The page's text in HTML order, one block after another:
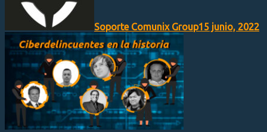
Soporte Comunix Group15 junio, 2022